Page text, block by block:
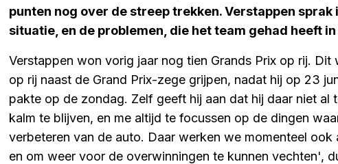
punten nog over de streep trekken. Verstappen
situatie, en de problemen, die het team gehad heeft
Verstappen won vorig jaar nog tien Grands Prix op rij.
op rij naast de Grand Prix-zege grijpen, nadat hij op 23
pakte op de zondag. Zelf geeft hij aan dat hij daar niet al
kalm te blijven, en me altijd te focussen op de dingen
verbeteren van de auto. Daar werken we momenteel
en om weer voor de overwinningen te kunnen vechten',